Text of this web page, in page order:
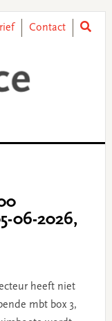
Contact
06-2026,
heeft niet
mbt box 3,